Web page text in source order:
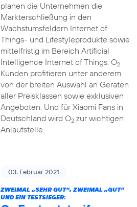
planen die Unternehmen die
Markterschließung in den
Wachstumsfeldern Internet of
Things- und Lifestyleprodukte sowie
mittelfristig im Bereich Artificial
Intelligence Internet of Things. O2
Kunden profitieren unter anderem
von der breiten Auswahl an Geräten
aller Preisklassen sowie exklusiven
Angeboten. Und für Xiaomi Fans in
Deutschland wird O2zur wichtigen
Anlaufstelle.
03. Februar 2021
ZWEIMAL „SEHR GUT“, ZWEIMAL „GUT“
UND EIN TESTSIEGER: